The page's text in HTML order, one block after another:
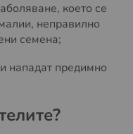
което се
неправилно
семена;
нападат предимно